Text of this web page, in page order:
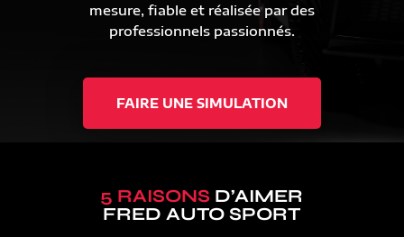
mesure, fiable et réalisée par des
professionnels passionnés.
FAIRE UNE SIMULATION
5 RAISONS D’AIMER
FRED AUTO SPORT